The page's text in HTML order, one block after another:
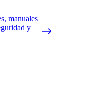
manuales
y